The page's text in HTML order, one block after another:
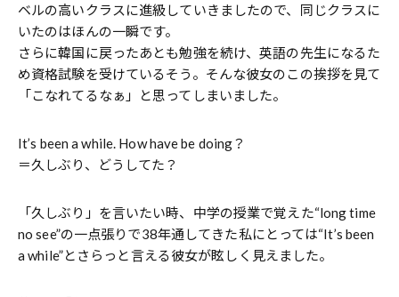
ベルの高いクラスに進級していきましたので、同じクラスに
いたのはほんの一瞬です。
さらに韓国に戻ったあとも勉強を続け、英語の先生になるた
め資格試験を受けているそう。そんな彼女のこの挨拶を見て
「こなれてるなぁ」と思ってしまいました。
It’s been a while. How have be doing？
＝久しぶり、どうしてた？
「久しぶり」を言いたい時、中学の授業で覚えた“long time
no see”の一点張りで38年通してきた私にとっては“It’s been
a while”とさらっと言える彼女が眩しく見えました。